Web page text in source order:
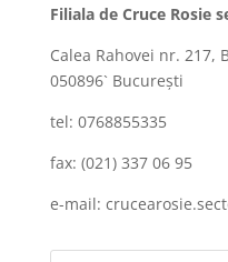
Filiala de Cruce Rosie
Calea Rahovei nr. 217,
050896` Bucureşti
tel: 0768855335
fax: (021) 337 06 95
e-mail: